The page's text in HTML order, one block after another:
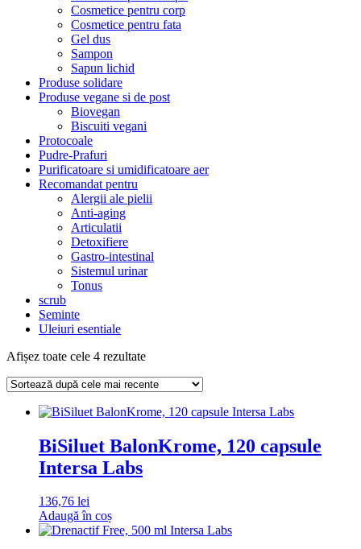
Cosmetice pentru corp
Cosmetice pentru fata
Gel dus
Sampon
Sapun lichid
Produse solidare
Produse vegane si de post
Biovegan
Biscuiti vegani
Protocoale
Pudre-Prafuri
Purificatoare si umidificatoare aer
Recomandat pentru
Alergii ale pielii
Anti-aging
Articulatii
Detoxifiere
Gastro-intestinal
Sistemul urinar
Tonus
scrub
Seminte
Uleiuri esentiale
Afișez toate cele 4 rezultateSortat
cele
recente
BiSiluet BalonKrome, 120 capsule
Intersa Labs
136,76 lei
Adaugă în coș